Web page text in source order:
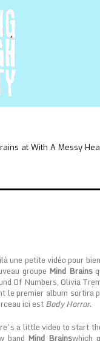
at With A Messy
une petite vidéo pour
groupe Mind Brains
Of Numbers, Olivia
le premier album sortira
ici estBody Horror.
a little video to start
band Mind Brainswhich